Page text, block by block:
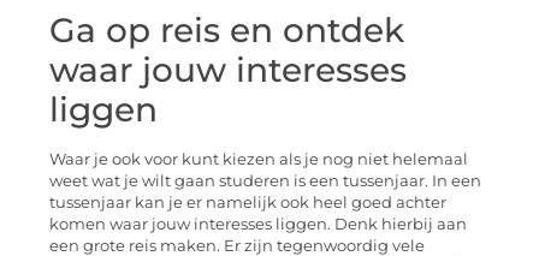
Ga op reis en ontdek
waar jouw interesses
liggen
Waar je ook voor kunt kiezen als je nog niet helemaal
weet wat je wilt gaan studeren is een tussenjaar. In een
tussenjaar kan je er namelijk ook heel goed achter
komen waar jouw interesses liggen. Denk hierbij aan
een grote reis maken. Er zijn tegenwoordig vele